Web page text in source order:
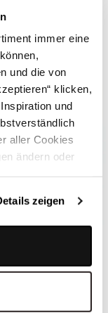
immer eine
und die von
klicken,
und
aller Cookies
ändern oder
zeigen